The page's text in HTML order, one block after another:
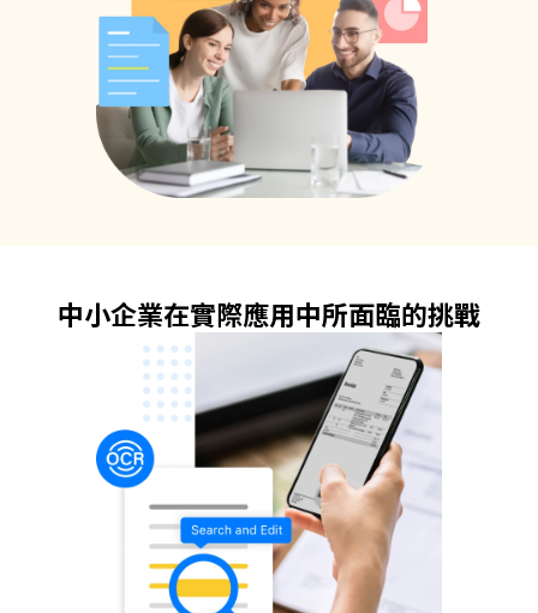
中小企業在實際應用中所面臨的挑戰